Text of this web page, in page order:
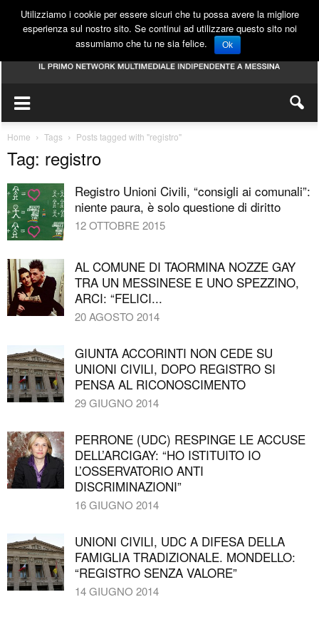
Home Tags Posts tagged with "registro"
Tag: registro
Registro Unioni Civili, “consigli ai comunali”:
niente paura, è solo questione di diritto
12 OTTOBRE 2015
AL COMUNE DI TAORMINA NOZZE GAY
TRA UN MESSINESE E UNO SPEZZINO,
ARCI: “FELICI...
20 AGOSTO 2014
GIUNTA ACCORINTI NON CEDE SU
UNIONI CIVILI, DOPO REGISTRO SI
PENSA AL RICONOSCIMENTO
29 GIUGNO 2014
PERRONE (UDC) RESPINGE LE ACCUSE
DELL’ARCIGAY: “HO ISTITUITO IO
L’OSSERVATORIO ANTI
DISCRIMINAZIONI”
16 GIUGNO 2014
UNIONI CIVILI, UDC A DIFESA DELLA
FAMIGLIA TRADIZIONALE. MONDELLO:
“REGISTRO SENZA VALORE”
14 GIUGNO 2014
Utilizziamo i cookie per essere sicuri che tu possa avere la migliore
esperienza sul nostro sito. Se continui ad utilizzare questo sito noi
assumiamo che tu ne sia felice.
Ok